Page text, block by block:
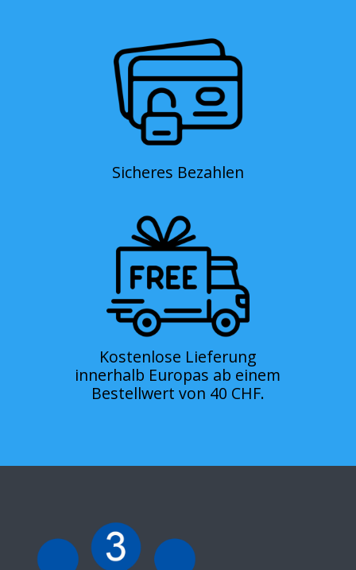
Sicheres Bezahlen
Kostenlose Lieferung
innerhalb Europas ab einem
Bestellwert von 40 CHF.